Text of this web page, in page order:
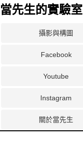
當先生的實驗室
攝影與構圖
Facebook
Youtube
Instagram
關於當先生